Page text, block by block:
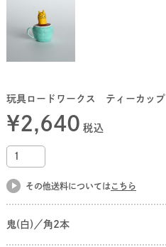
玩具ロードワークス ティーカップ
¥2,640 税込
その他送料については こちら
鬼(白)／角2本